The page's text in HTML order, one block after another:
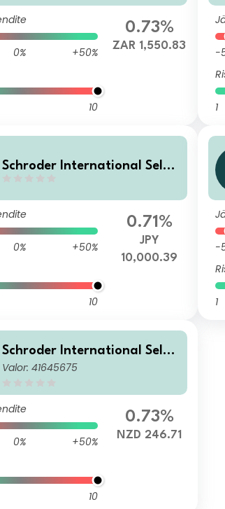
ed M
0%
+50%
10
0.73%
ZAR 1,550.83 -
1
Schroder International Selec
urn A Distribution JPY Hedge
d
0%
+50%
10
0.71%
JPY
10,000.39
-
1
Schroder International Selec
tion Fund Global Target Ret
dged
Valor: 41645675
0%
+50%
10
0.73%
NZD 246.71